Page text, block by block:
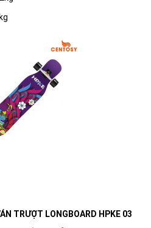
TRƯỢT LONGBOARD HPKE 03